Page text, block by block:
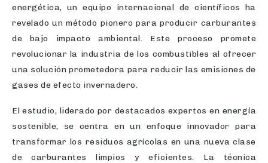
energética, un equipo internacional de científicos ha
revelado un método pionero para producir carburantes
de bajo impacto ambiental. Este proceso promete
revolucionar la industria de los combustibles al ofrecer
una solución prometedora para reducir las emisiones de
gases de efecto invernadero.
El estudio, liderado por destacados expertos en energía
sostenible, se centra en un enfoque innovador para
transformar los residuos agrícolas en una nueva clase
de carburantes limpios y eficientes. La técnica